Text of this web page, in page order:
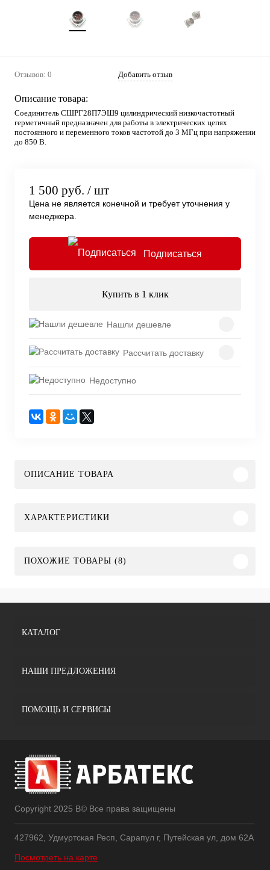
Отзывов: 0 Добавить отзыв
Описание товара:
Соединитель СШРГ28П7ЭШ9 цилиндрический низкочастотный
герметичный предназначен для работы в электрических цепях
постоянного и переменного токов частотой до 3 МГц при напряжении
до 850 В.
1 500 руб. / шт
Цена не является конечной и требует уточнения у
менеджера.
Подписаться
Купить в 1 клик
Нашли дешевле
Рассчитать доставку
Недоступно
ОПИСАНИЕ ТОВАРА
ХАРАКТЕРИСТИКИ
ПОХОЖИЕ ТОВАРЫ (8)
КАТАЛОГ
НАШИ ПРЕДЛОЖЕНИЯ
ПОМОЩЬ И СЕРВИСЫ
Copyright 2025 В© Все права защищены
427962, Удмуртская Респ, Сарапул г, Путейская ул, дом 62А
Посмотреть на карте